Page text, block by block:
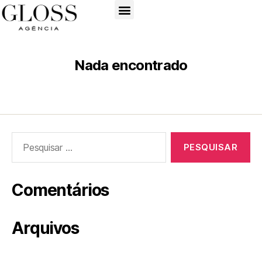
Nada encontrado
Comentários
Arquivos